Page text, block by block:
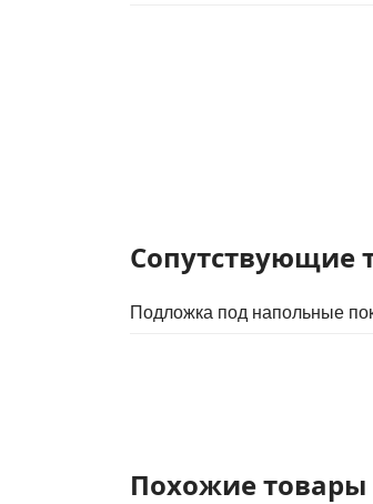
Сопутствующие
Подложка под напольные
Похожие товары